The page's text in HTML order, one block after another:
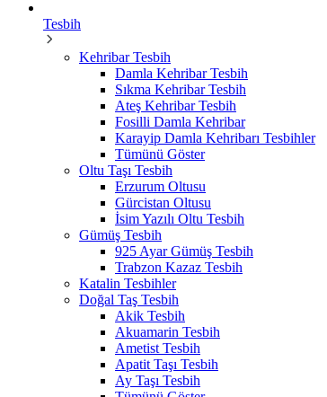
Tesbih
Kehribar Tesbih
Damla Kehribar Tesbih
Sıkma Kehribar Tesbih
Ateş Kehribar Tesbih
Fosilli Damla Kehribar
Karayip Damla Kehribarı Tesbihler
Tümünü Göster
Oltu Taşı Tesbih
Erzurum Oltusu
Gürcistan Oltusu
İsim Yazılı Oltu Tesbih
Gümüş Tesbih
925 Ayar Gümüş Tesbih
Trabzon Kazaz Tesbih
Katalin Tesbihler
Doğal Taş Tesbih
Akik Tesbih
Akuamarin Tesbih
Ametist Tesbih
Apatit Taşı Tesbih
Ay Taşı Tesbih